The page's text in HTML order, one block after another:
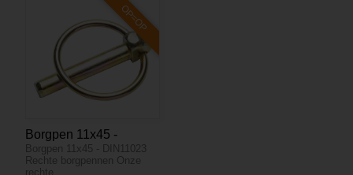
OP=OP
Borgpen 11x45 -
DIN11023 - OP=OP
Borgpen 11x45 - DIN11023
Rechte borgpennen Onze
rechte…